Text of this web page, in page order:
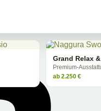
Grand Relax
Premium-
ab 2.250 €